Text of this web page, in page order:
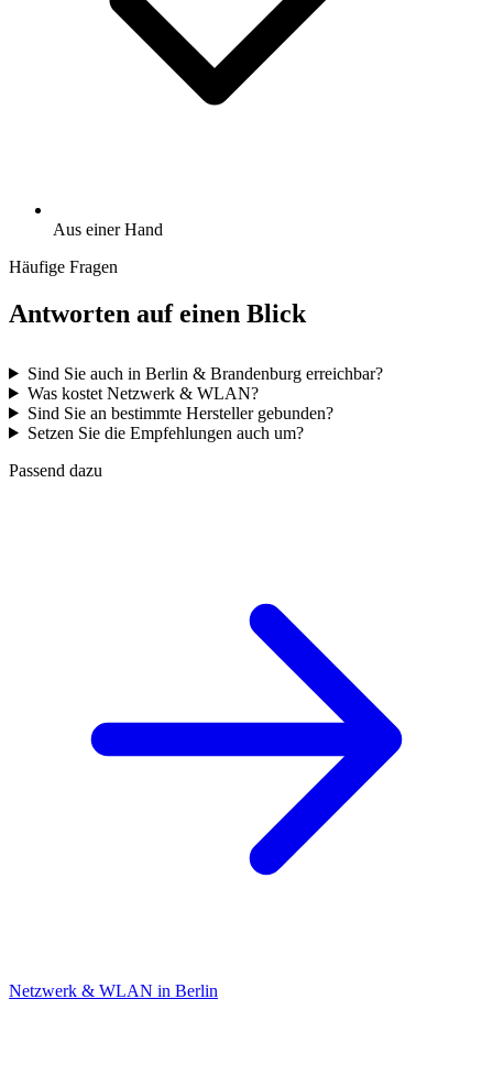
Aus einer Hand
Häufige Fragen
Antworten auf einen Blick
Sind Sie auch in Berlin & Brandenburg erreichbar?
Was kostet Netzwerk & WLAN?
Sind Sie an bestimmte Hersteller gebunden?
Setzen Sie die Empfehlungen auch um?
Passend dazu
Netzwerk & WLAN in Berlin